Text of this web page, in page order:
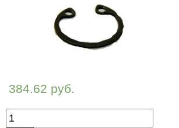
384.62 руб.